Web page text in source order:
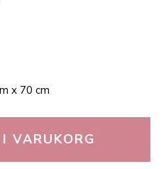
x 70 cm
VARUKORG